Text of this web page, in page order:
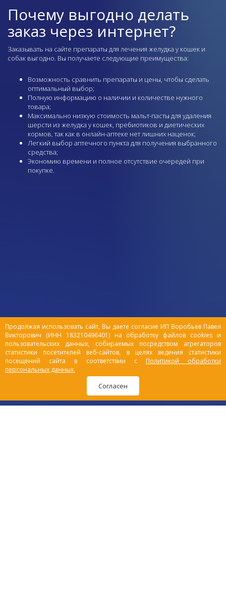
Продолжая использовать сайт, Вы даете согласие ИП Воробьев Павел
Викторович (ИНН 183210496401) на обработку файлов cookies и
пользовательских данных, собираемых посредством агрегаторов
статистики посетителей веб-сайтов, в целях ведения статистики
посещений сайта в соответствии с Политикой обработки
персональных данных.
Согласен
Почему выгодно делать
заказ через интернет?
Заказывать на сайте препараты для лечения желудка у кошек и
собак выгодно. Вы получаете следующие преимущества:
Возможность сравнить препараты и цены, чтобы сделать
оптимальный выбор;
Полную информацию о наличии и количестве нужного
товара;
Максимально низкую стоимость мальт-пасты для удаления
шерсти из желудка у кошек, пребиотиков и диетических
кормов, так как в онлайн-аптеке нет лишних наценок;
Легкий выбор аптечного пункта для получения выбранного
средства;
Экономию времени и полное отсутствие очередей при
покупке.